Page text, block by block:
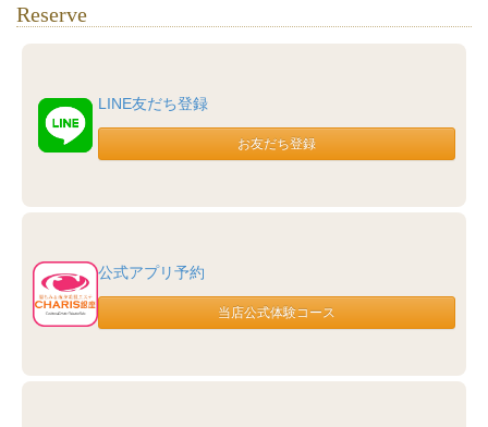
Reserve
LINE友だち登録
公式アプリ予約